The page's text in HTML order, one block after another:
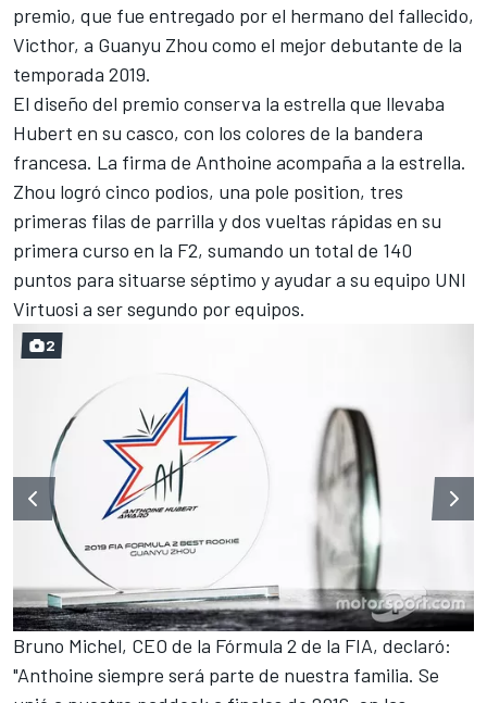
premio, que fue entregado por el hermano del fallecido,
Victhor, a Guanyu Zhou como el mejor debutante de la
temporada 2019.
El diseño del premio conserva la estrella que llevaba
Hubert en su casco, con los colores de la bandera
francesa. La firma de Anthoine acompaña a la estrella.
Zhou logró cinco podios, una pole position, tres
primeras filas de parrilla y dos vueltas rápidas en su
primera curso en la F2, sumando un total de 140
puntos para situarse séptimo y ayudar a su equipo UNI
Virtuosi a ser segundo por equipos.
2
Bruno Michel, CEO de la Fórmula 2 de la FIA, declaró:
"Anthoine siempre será parte de nuestra familia. Se